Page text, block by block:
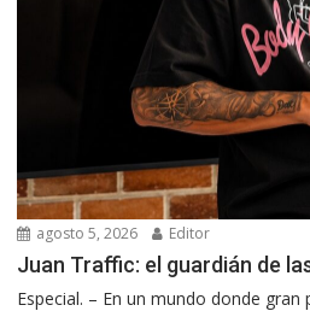
agosto 5, 2026 Editor
Juan Traffic: el guardián de
Especial. – En un mundo donde gran